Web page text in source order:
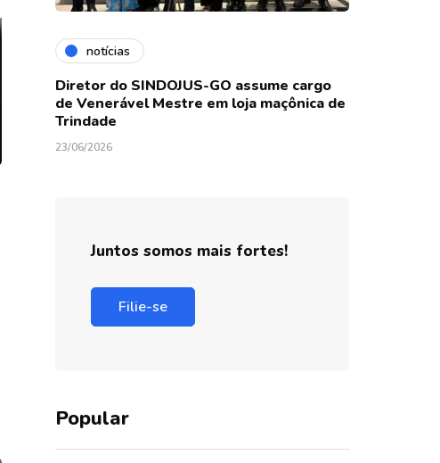
notícias
Diretor do SINDOJUS-GO assume cargo
de Venerável Mestre em loja maçônica de
Trindade
23/06/2026
Juntos somos mais fortes!
Filie-se
Popular